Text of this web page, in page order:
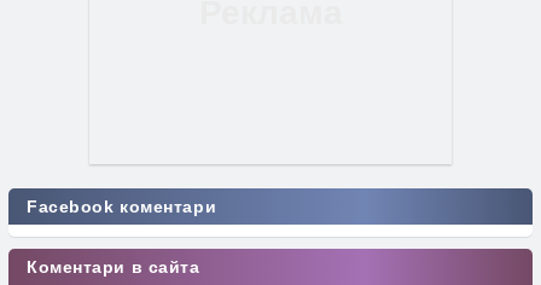
Facebook коментари
Коментари в сайта